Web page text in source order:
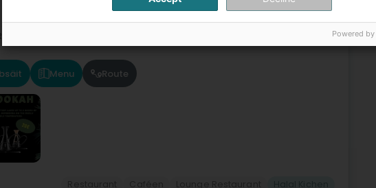
Shisha Bar: et ass e richtegt Liewensraum wou Frëndlechkeet,
SäitAn engem gewidmeten Raum, entdeckt eisen 100% halal
Menu Route
Powered by